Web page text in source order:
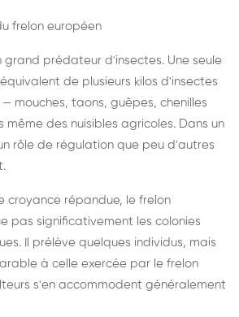
frelon européen
grand prédateur d'insectes. Une seule
de plusieurs kilos d'insectes
mouches, taons, guêpes, chenilles
des nuisibles agricoles. Dans un
rôle de régulation que peu d'autres
croyance répandue, le frelon
pas significativement les colonies
Il prélève quelques individus, mais
à celle exercée par le frelon
s'en accommodent généralement